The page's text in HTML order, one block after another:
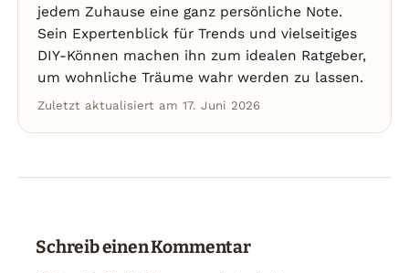
jedem Zuhause eine ganz persönliche Note.
Sein Expertenblick für Trends und vielseitiges
DIY-Können machen ihn zum idealen Ratgeber,
um wohnliche Träume wahr werden zu lassen.
Zuletzt aktualisiert am 17. Juni 2026
Schreib einen Kommentar